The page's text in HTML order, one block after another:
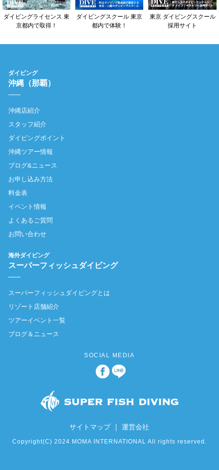
ダイビングライセンス 東
京都内で取得！
ダイビングスクール 東京
都内で体験！
東京 ダイビングスクール
採用サイト
ダイビング
沖縄（那覇）
沖縄店紹介
スタッフ紹介
ダイビングポイント
沖縄ツアー情報
ブログ&ニュース
お申し込み方法
料金表
イベント情報
よくあるご質問
お問い合わせ
海外ダイビング
スーパーフィッシュダイビング
スーパーフィッシュダイビングとは
リゾート店舗紹介
ツアーイベント一覧
ブログ＆ニュース
SOCIAL MEDIA
サイトマップ｜運営会社
Copyright(C) 2024 MOMA INTERNATIONAL All rights reserved.